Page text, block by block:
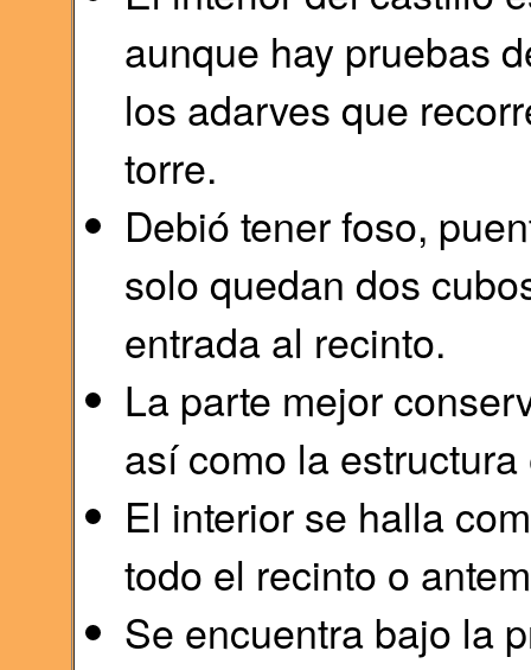
aunque hay pruebas
los adarves que
torre.
Debió tener foso,
solo quedan dos
entrada al recinto.
La parte mejor
así como la
El interior se halla
todo el recinto o
Se encuentra bajo la